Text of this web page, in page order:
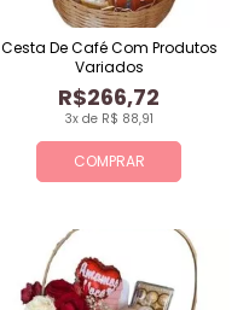
COMPRAR
3x de R$ 88,91
R$266,72
Cesta De Café Com Produtos
Variados